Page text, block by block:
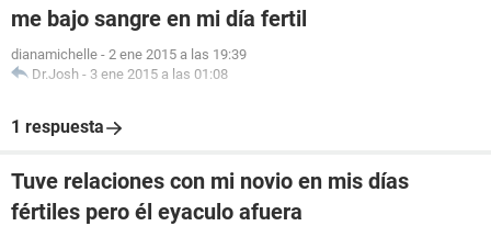
me bajo sangre en mi día fertil
dianamichelle - 2 ene 2015 a las 19:39
Dr.Josh - 3 ene 2015 a las 01:08
1 respuesta
Tuve relaciones con mi novio en mis días
fértiles pero él eyaculo afuera